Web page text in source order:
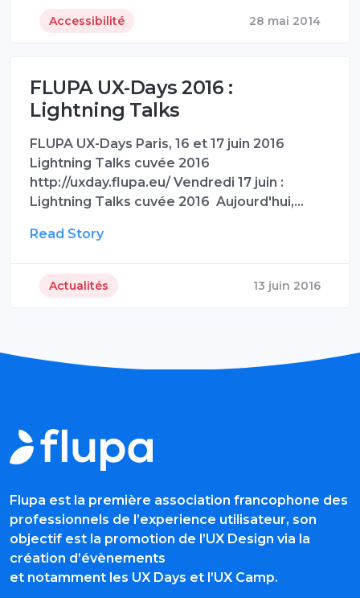
Accessibilité 28 mai 2014
FLUPA UX-Days 2016 :
Lightning Talks
FLUPA UX-Days Paris, 16 et 17 juin 2016
Lightning Talks cuvée 2016
http://uxday.flupa.eu/ Vendredi 17 juin :
Lightning Talks cuvée 2016 Aujourd'hui,…
Read Story
Actualités 13 juin 2016
Flupa est la première association francophone des
professionnels de l’experience utilisateur, son
objectif est la promotion de l’UX Design via la
création d’évènements
et notamment les UX Days et l’UX Camp.